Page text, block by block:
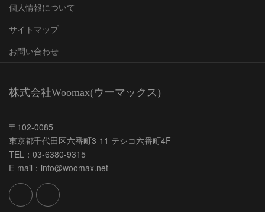
個人情報について
サイトマップ
お問い合わせ
株式会社Woomax(ウーマックス)
〒102-0085
東京都千代田区六番町3-11 テシコ六番町4F
TEL：03-6380-9315
E-mail：info@woomax.net